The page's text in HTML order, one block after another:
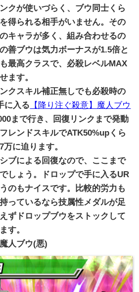
クが使いづらく、 ブウ同士くら
得られる相手がいません。 その
キャラが多く、組み合わせるの
善ブウは気力ボーナスが1.5倍と
最高クラスで、 必殺レベルMAX
ます。
クスキル補正無しでも必殺時の
に入る 【降り注ぐ殺意】魔人ブウ
まで行き、回復リンクまで発動
レンドスキルでATK50%upくら
に迫ります。
ブによる回復なので、 ここまで
しょう。
ドロップで手に入るUR
のもナイスです。
比較的労力も
持っているなら技属性メダルが足
ずドロップブウをストックして
す。
人ブウ(悪)